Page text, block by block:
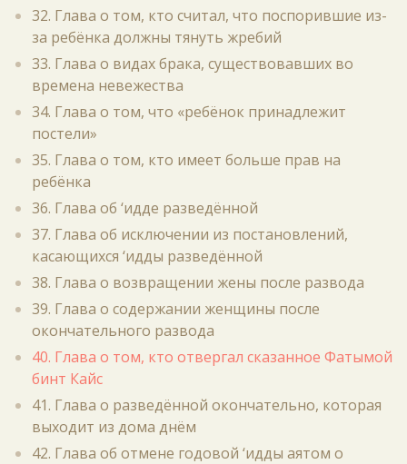
32. Глава о том, кто считал, что поспорившие из-
за ребёнка должны тянуть жребий
33. Глава о видах брака, существовавших во
времена невежества
34. Глава о том, что «ребёнок принадлежит
постели»
35. Глава о том, кто имеет больше прав на
ребёнка
36. Глава об ‘идде разведённой
37. Глава об исключении из постановлений,
касающихся ‘идды разведённой
38. Глава о возвращении жены после развода
39. Глава о содержании женщины после
окончательного развода
40. Глава о том, кто отвергал сказанное Фатымой
бинт Кайс
41. Глава о разведённой окончательно, которая
выходит из дома днём
42. Глава об отмене годовой ‘идды аятом о